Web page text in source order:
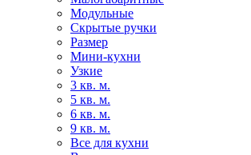
Модульные
Скрытые ручки
Размер
Мини-кухни
Узкие
3 кв. м.
5 кв. м.
6 кв. м.
9 кв. м.
Все для кухни